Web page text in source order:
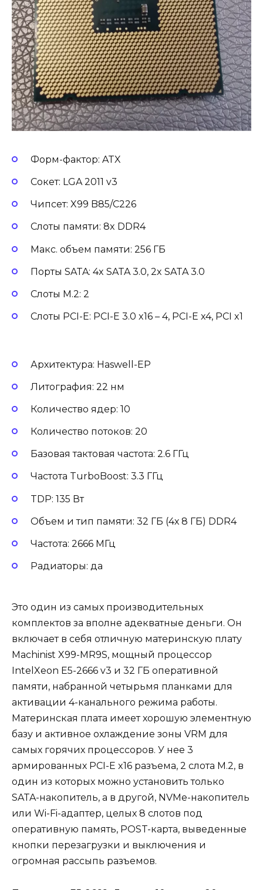
Форм-фактор: ATX
Сокет: LGA 2011 v3
Чипсет: X99 B85/C226
Слоты памяти: 8x DDR4
Макс. объем памяти: 256 ГБ
Порты SATA: 4x SATA 3.0, 2x SATA 3.0
Слоты M.2: 2
Слоты PCI-E: PCI-E 3.0 x16 – 4, PCI-E x4, PCI x1
Архитектура: Haswell-EP
Литография: 22 нм
Количество ядер: 10
Количество потоков: 20
Базовая тактовая частота: 2.6 ГГц
Частота TurboBoost: 3.3 ГГц
TDP: 135 Вт
Объем и тип памяти: 32 ГБ (4х 8 ГБ) DDR4
Частота: 2666 МГц
Радиаторы: да
Это один из самых производительных
комплектов за вполне адекватные деньги. Он
включает в себя отличную материнскую плату
Machinist X99-MR9S, мощный процессор
IntelXeon E5-2666 v3 и 32 ГБ оперативной
памяти, набранной четырьмя планками для
активации 4-канального режима работы.
Материнская плата имеет хорошую элементную
базу и активное охлаждение зоны VRM для
самых горячих процессоров. У нее 3
армированных PCI-E x16 разъема, 2 слота M.2, в
один из которых можно установить только
SATA-накопитель, а в другой, NVMe-накопитель
или Wi-Fi-адаптер, целых 8 слотов под
оперативную память, POST-карта, выведенные
кнопки перезагрузки и выключения и
огромная рассыпь разъемов.